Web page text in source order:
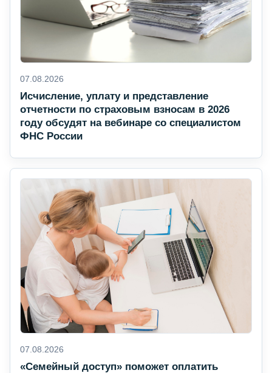
07.08.2026
Исчисление, уплату и представление
отчетности по страховым взносам в 2026
году обсудят на вебинаре со специалистом
ФНС России
07.08.2026
«Семейный доступ» поможет оплатить